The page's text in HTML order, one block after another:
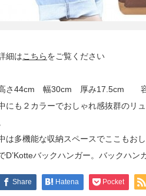
細はこちらをご覧ください
高さ44cm 幅30cm 厚み17.5cm
にも２カラーでおしゃれ感抜群のリ
は多機能な収納スペースでここもお
D’Kotteバックハンガー。バックハン
Share Hatena Pocket